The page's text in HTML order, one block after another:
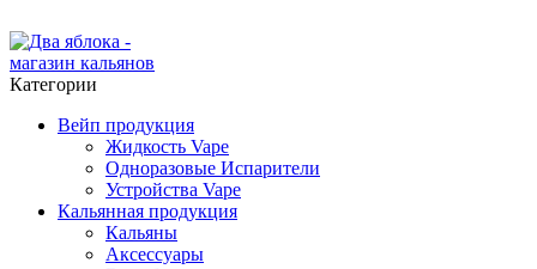
Категории
Вейп продукция
Жидкость Vape
Одноразовые Испарители
Устройства Vape
Кальянная продукция
Кальяны
Аксессуары